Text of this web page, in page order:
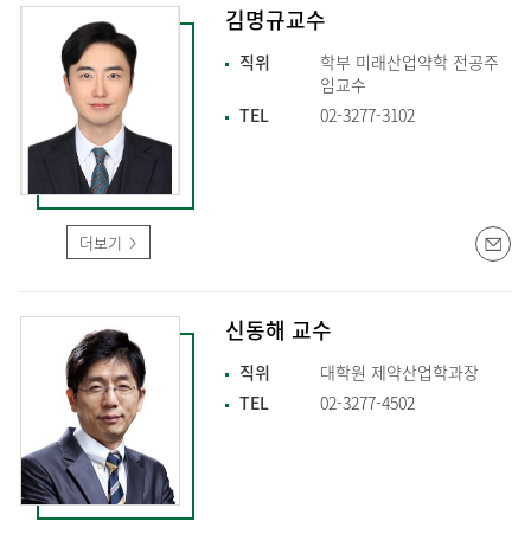
더보기
김명규교수
직위
학부 미래산업약학 전공주
임교수
TEL
02-3277-3102
신동해 교수
직위
대학원 제약산업학과장
TEL
02-3277-4502